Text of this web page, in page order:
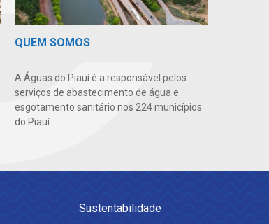
QUEM SOMOS
A Águas do Piauí é a responsável pelos
serviços de abastecimento de água e
esgotamento sanitário nos 224 municípios
do Piauí.
Sustentabilidade